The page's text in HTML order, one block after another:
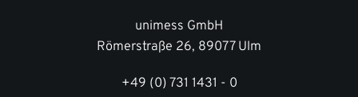
unimess GmbH
Römerstraße 26, 89077 Ulm
+49 (0) 731 1431 - 0